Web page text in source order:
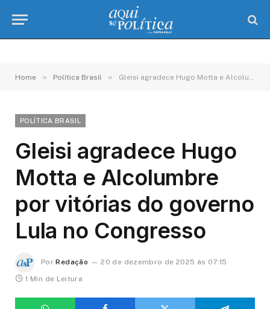
Home » Política Brasil » Gleisi agradece Hugo Motta e Alcolumbre por vitórias do governo Lula no Congresso
POLÍTICA BRASIL
Gleisi agradece Hugo
Motta e Alcolumbre
por vitórias do governo
Lula no Congresso
Por Redação
20 de dezembro de 2025 às 07:15
1 Min de Leitura